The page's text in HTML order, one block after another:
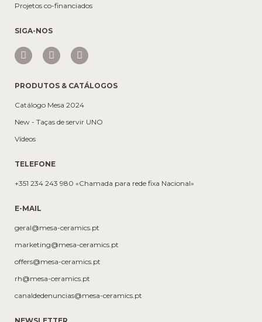
Projetos co-financiados
SIGA-NOS
PRODUTOS & CATÁLOGOS
Catálogo Mesa 2024
New - Taças de servir UNO
Vídeos
TELEFONE
+351 234 243 980 «Chamada para rede fixa Nacional»
E-MAIL
geral@mesa-ceramics.pt
marketing@mesa-ceramics.pt
offers@mesa-ceramics.pt
rh@mesa-ceramics.pt
canaldedenuncias@mesa-ceramics.pt